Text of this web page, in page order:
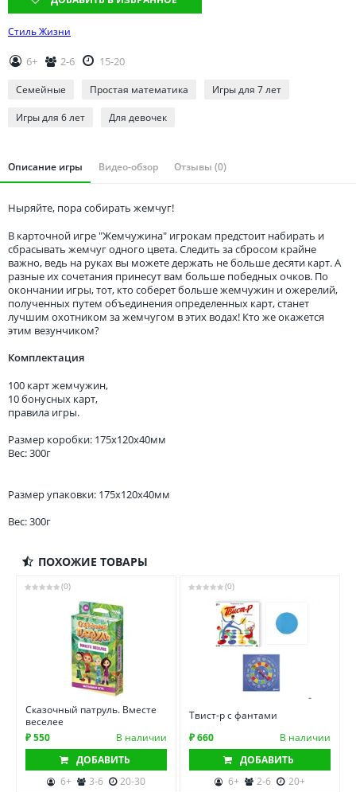
Томская область
Тюменская область
Стиль Жизни
6+ 2-6 15-20
Семейные Простая математика Игры для 7 лет
Игры для 6 лет Для девочек
Описание игры Видео-обзор Отзывы (0)
Ныряйте, пора собирать жемчуг!
В карточной игре "Жемчужина" игрокам предстоит набирать и
сбрасывать жемчуг одного цвета. Следить за сбросом крайне
важно, ведь на руках вы можете держать не больше десяти карт. А
разные их сочетания принесут вам больше победных очков. По
окончании игры, тот, кто соберет больше жемчужин и ожерелий,
полученных путем объединения определенных карт, станет
лучшим охотником за жемчугом в этих водах! Кто же окажется
этим везунчиком?
Комплектация
100 карт жемчужин,
10 бонусных карт,
правила игры.
Размер коробки: 175x120x40мм
Вес: 300г
Размер упаковки: 175x120x40мм
Вес: 300г
ПОХОЖИЕ ТОВАРЫ
(0)
Сказочный патруль. Вместе
веселее
₽ 550
В наличии
ДОБАВИТЬ
6+
3-6 20-30
(0)
Твист-р с фантами
₽ 660
В наличии
ДОБАВИТЬ
6+
2-6 20+